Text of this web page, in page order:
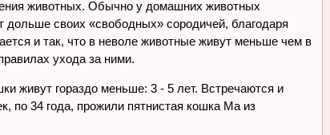
животных. Обычно у домашних животных
своих «свободных» сородичей, благодаря
и так, что в неволе животные живут меньше чем в
ухода за ними.
живут гораздо меньше: 3 - 5 лет. Встречаются и
по 34 года, прожили пятнистая кошка Ма из